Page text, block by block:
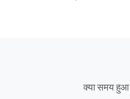
क्या समय